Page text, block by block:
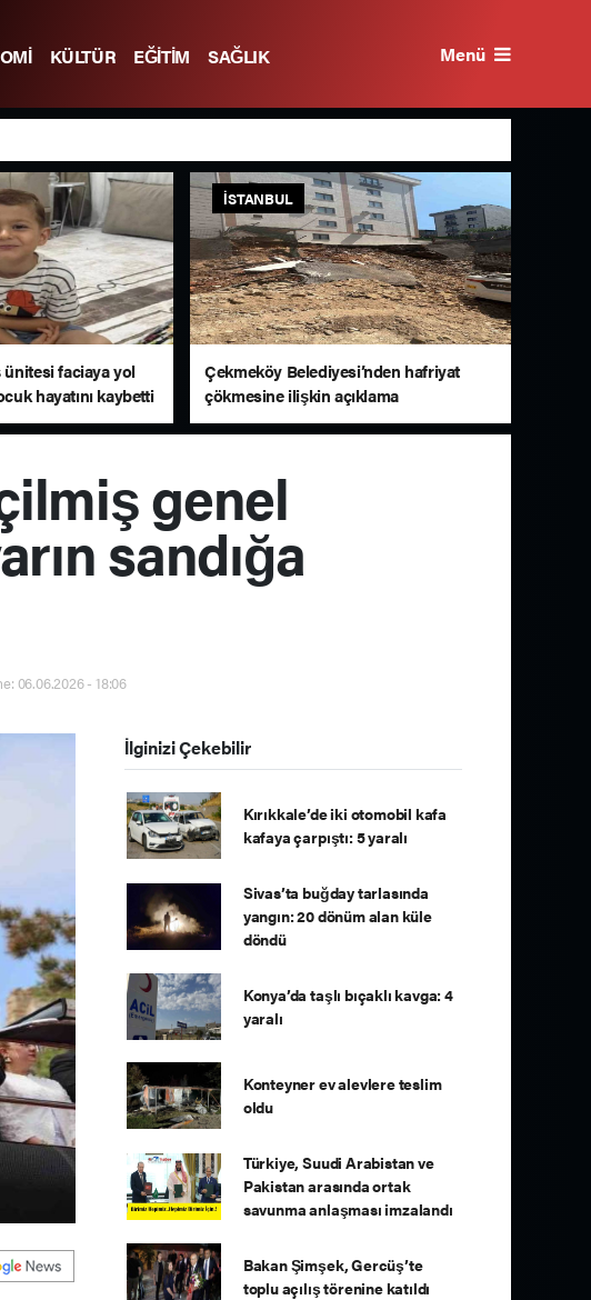
KÜLTÜR EĞİTİM
SAĞLIK
Menü
ünitesi faciaya yol
hayatını kaybetti
İSTANBUL
Çekmeköy Belediyesi’nden hafriyat
çökmesine ilişkin açıklama
genel
sandığa
06.06.2026 - 18:06
İlginizi Çekebilir
Kırıkkale’de iki otomobil kafa
kafaya çarpıştı: 5 yaralı
Sivas’ta buğday tarlasında
yangın: 20 dönüm alan küle
döndü
Konya’da taşlı bıçaklı kavga: 4
yaralı
Konteyner ev alevlere teslim
oldu
Türkiye, Suudi Arabistan ve
Pakistan arasında ortak
savunma anlaşması imzalandı
Bakan Şimşek, Gercüş’te
toplu açılış törenine katıldı